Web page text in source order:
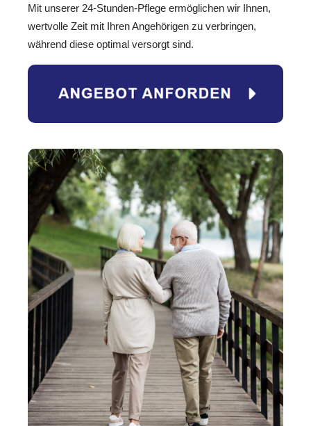
Mit unserer 24-Stunden-Pflege ermöglichen wir Ihnen,
wertvolle Zeit mit Ihren Angehörigen zu verbringen,
während diese optimal versorgt sind.